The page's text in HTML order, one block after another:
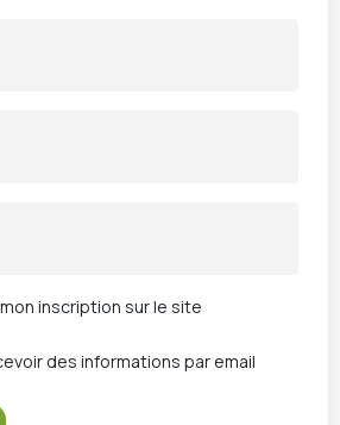
inscription sur le site
des informations par email